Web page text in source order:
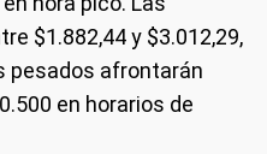
$1.882,44 y $3.012,29,
pesados afrontarán
en horarios de